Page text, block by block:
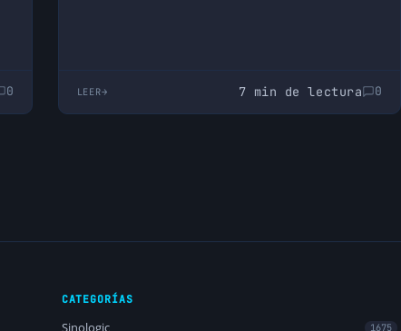
0 LEER 7 min de lectura 0
CATEGORÍAS
Sinologic 1675